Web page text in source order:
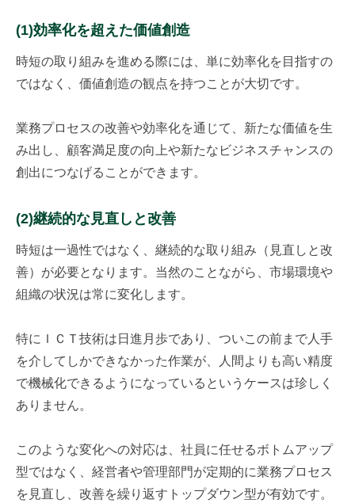
(1)効率化を超えた価値創造
時短の取り組みを進める際には、単に効率化を目指すの
ではなく、価値創造の観点を持つことが大切です。
業務プロセスの改善や効率化を通じて、新たな価値を生
み出し、顧客満足度の向上や新たなビジネスチャンスの
創出につなげることができます。
(2)継続的な見直しと改善
時短は一過性ではなく、継続的な取り組み（見直しと改
善）が必要となります。当然のことながら、市場環境や
組織の状況は常に変化します。
特にＩＣＴ技術は日進月歩であり、ついこの前まで人手
を介してしかできなかった作業が、人間よりも高い精度
で機械化できるようになっているというケースは珍しく
ありません。
このような変化への対応は、社員に任せるボトムアップ
型ではなく、経営者や管理部門が定期的に業務プロセス
を見直し、改善を繰り返すトップダウン型が有効です。